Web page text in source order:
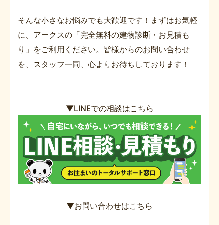
そんな小さなお悩みでも大歓迎です！まずはお気軽
に、アークスの「完全無料の建物診断・お見積も
り」をご利用ください。皆様からのお問い合わせ
を、スタッフ一同、心よりお待ちしております！
▼LINEでの相談はこちら
▼お問い合わせはこちら